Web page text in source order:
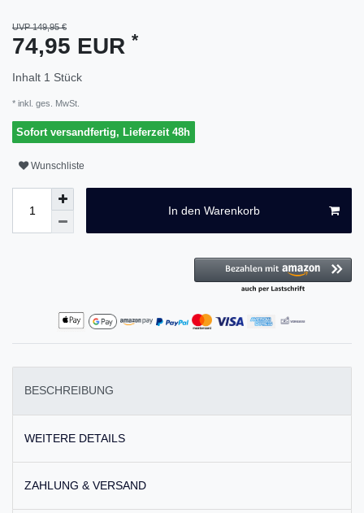
UVP 149,95 €
74,95 EUR *
Inhalt 1 Stück
* inkl. ges. MwSt.
Sofort versandfertig, Lieferzeit 48h
Wunschliste
In den Warenkorb
BESCHREIBUNG
WEITERE DETAILS
ZAHLUNG & VERSAND